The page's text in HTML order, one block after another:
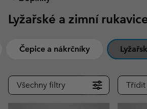
MAIN
SKIP
Lyžařské a zimní
Čepice a nákrčníky
Všechny filtry